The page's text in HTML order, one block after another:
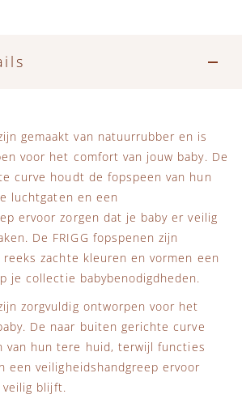
gemaakt van natuurrubber en is
voor het comfort van jouw baby. De
curve houdt de fopspeen van hun
luchtgaten en een
ervoor zorgen dat je baby er veilig
De FRIGG fopspenen zijn
zachte kleuren en vormen een
je collectie babybenodigdheden.
zorgvuldig ontworpen voor het
De naar buiten gerichte curve
van hun tere huid, terwijl functies
een veiligheidshandgreep ervoor
veilig blijft.